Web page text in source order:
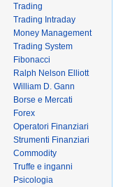
Trading
Trading Intraday
Money Management
Trading System
Fibonacci
Ralph Nelson Elliott
William D. Gann
Borse e Mercati
Forex
Operatori Finanziari
Strumenti Finanziari
Commodity
Truffe e inganni
Psicologia